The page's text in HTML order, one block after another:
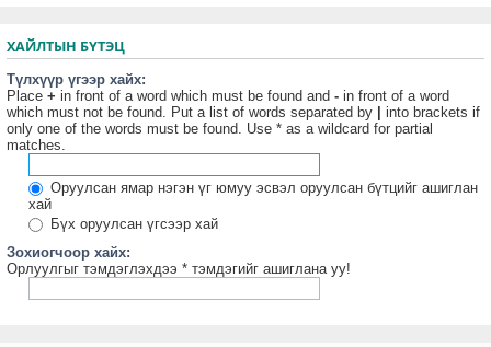
ХАЙЛТЫН БҮТЭЦ
Түлхүүр үгээр хайх:
Place + in front of a word which must be found and - in front of a word
which must not be found. Put a list of words separated by | into brackets if
only one of the words must be found. Use * as a wildcard for partial
matches.
Оруулсан ямар нэгэн үг юмуу эсвэл оруулсан бүтцийг ашиглан
хай
Бүх оруулсан үгсээр хай
Зохиогчоор хайх:
Орлуулгыг тэмдэглэхдээ * тэмдэгийг ашиглана уу!